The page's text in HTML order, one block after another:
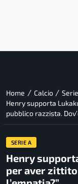
Home / Calcio /
Henry supporta
pubblico razzista.
SERIE A
Henry
per aver zittito